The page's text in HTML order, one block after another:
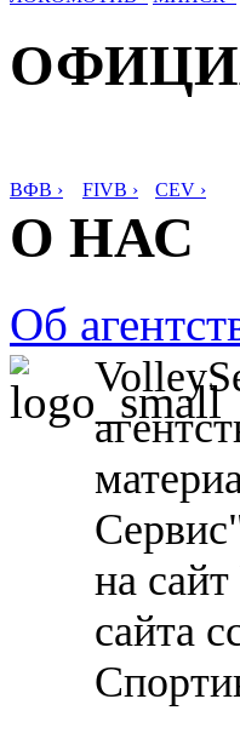
ВФВ › FIVB › CEV ›
О НАС
Об
на
сайта